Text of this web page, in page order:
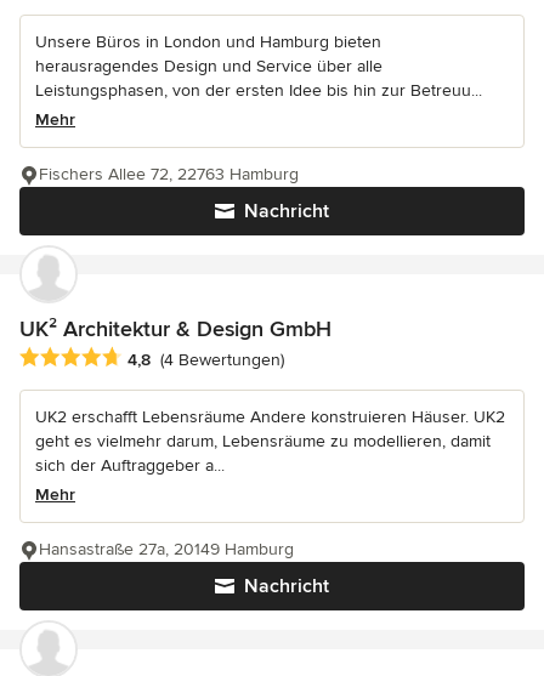
Unsere Büros in London und Hamburg bieten
herausragendes Design und Service über alle
Leistungsphasen, von der ersten Idee bis hin zur Betreuu...
Mehr
Nachricht
Fischers Allee 72, 22763 Hamburg
UK² Architektur & Design GmbH
Durchschnittliche Bewertung: 4.8 von 5 Sternen
4,8 (4 Bewertungen)
UK2 erschafft Lebensräume Andere konstruieren Häuser. UK2
geht es vielmehr darum, Lebensräume zu modellieren, damit
sich der Auftraggeber a...
Mehr
Nachricht
Hansastraße 27a, 20149 Hamburg